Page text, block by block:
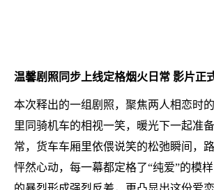
温馨剧照同步上线定格烟火日常 影片正
本次释出的一组剧照，聚焦两人相恋时
里同骑机车的相视一笑，暖光下一起准
常，货车车厢里依偎说笑的松弛瞬间，
怦然心动，每一幕都定格了“纯爱”的模